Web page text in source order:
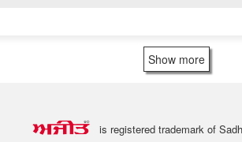
Show more
is registered trademark of